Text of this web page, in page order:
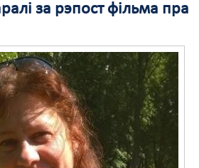
за рэпост фільма пра